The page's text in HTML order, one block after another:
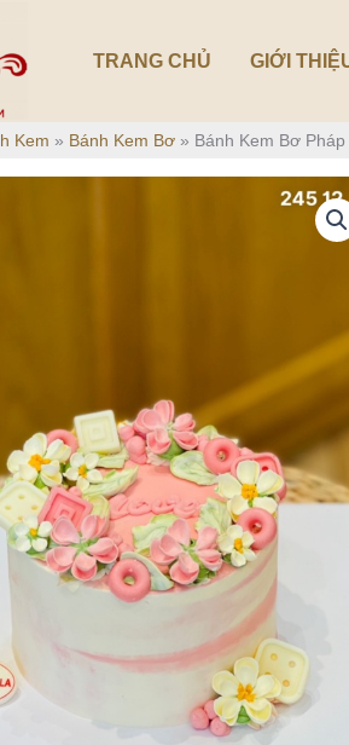
TRANG CHỦ GIỚI
Kem » Bánh Kem Bơ » Bánh Kem Bơ Pháp